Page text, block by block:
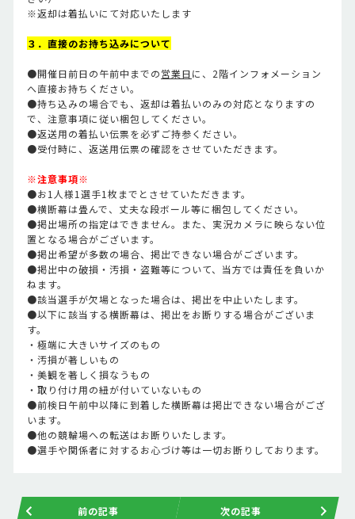
※返却は着払いにて対応いたします
３．直接のお持ち込みについて
●開催日前日の午前中までの営業日に、2階インフォメーション
へ直接お持ちください。
●持ち込みの場合でも、返却は着払いのみの対応となりますの
で、注意事項に従い梱包してください。
●返送用の着払い伝票を必ずご持参ください。
●受付時に、返送用伝票の確認をさせていただきます。
※注意事項※
●お1人様1選手1枚までとさせていただきます。
●横断幕は畳んで、丈夫な段ボール等に梱包してください。
●掲出場所の指定はできません。また、実況カメラに映らない位
置となる場合がございます。
●掲出希望が多数の場合、掲出できない場合がございます。
●掲出中の破損・汚損・盗難等について、当方では責任を負いか
ねます。
●該当選手が欠場となった場合は、掲出を中止いたします。
●以下に該当する横断幕は、掲出をお断りする場合がございま
す。
・極端に大きいサイズのもの
・汚損が著しいもの
・美観を著しく損なうもの
・取り付け用の紐が付いていないもの
●前検日午前中以降に到着した横断幕は掲出できない場合がござ
います。
●他の競輪場への転送はお断りいたします。
●選手や関係者に対するお心づけ等は一切お断りしております。
前の記事 次の記事